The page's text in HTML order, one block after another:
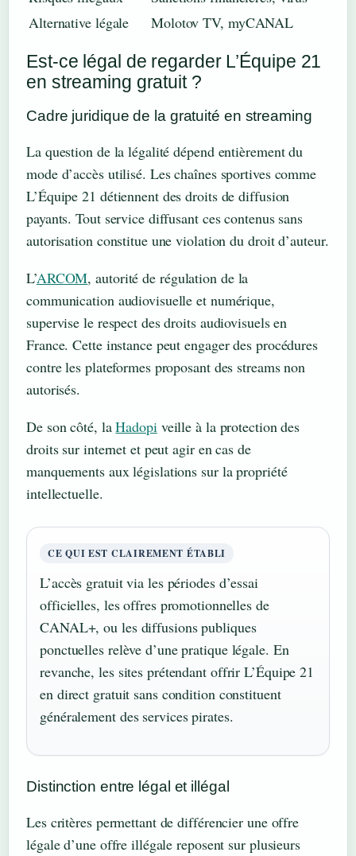
Alternative légale
Molotov TV, myCANAL
Est-ce légal de regarder L’Équipe 21
en streaming gratuit ?
Cadre juridique de la gratuité en streaming
La question de la légalité dépend entièrement du
mode d’accès utilisé. Les chaînes sportives comme
L’Équipe 21 détiennent des droits de diffusion
payants. Tout service diffusant ces contenus sans
autorisation constitue une violation du droit d’auteur.
L’ARCOM, autorité de régulation de la
communication audiovisuelle et numérique,
supervise le respect des droits audiovisuels en
France. Cette instance peut engager des procédures
contre les plateformes proposant des streams non
autorisés.
De son côté, laHadopiveille à la protection des
droits sur internet et peut agir en cas de
manquements aux législations sur la propriété
intellectuelle.
CE QUI EST CLAIREMENT ÉTABLI
L’accès gratuit via les périodes d’essai
officielles, les offres promotionnelles de
CANAL+, ou les diffusions publiques
ponctuelles relève d’une pratique légale. En
revanche, les sites prétendant offrir L’Équipe 21
en direct gratuit sans condition constituent
généralement des services pirates.
Distinction entre légal et illégal
Les critères permettant de différencier une offre
légale d’une offre illégale reposent sur plusieurs